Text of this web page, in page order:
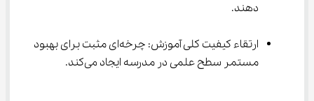
دهند.
ارتقاء کیفیت کلی آموزش: چرخه‌ای مثبت برای بهبود
مستمر سطح علمی در مدرسه ایجاد می‌کند.